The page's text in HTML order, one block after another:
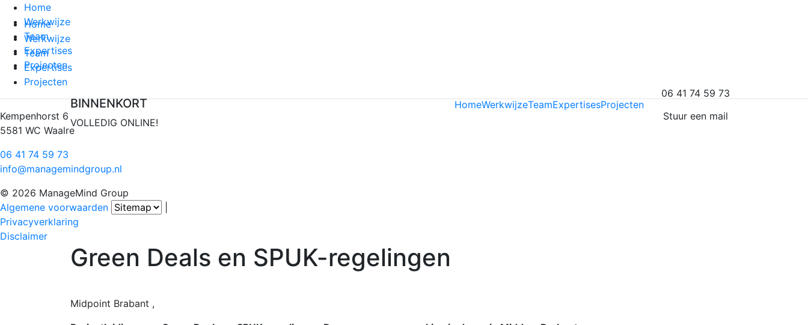
Home
Werkwijze
Team
Expertises
Projecten
Kempenhorst 6
5581 WC Waalre
06 41 74 59 73
info@managemindgroup.nl
© 2026 ManageMind Group
Algemene voorwaarden
Privacyverklaring
Disclaimer
Home
Werkwijze
Team
Expertises
Projecten
BINNENKORT
VOLLEDIG ONLINE!
HomeWerkwijzeTeamExpertisesProjecten
06 41 74 59 73
Stuur een mail
Green Deals en SPUK-regelingen
Midpoint Brabant ,